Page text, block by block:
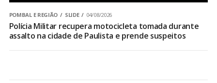
POMBAL E REGIÃO SLIDE 04/08/2026
Polícia Militar recupera motocicleta tomada durante
assalto na cidade de Paulista e prende suspeitos